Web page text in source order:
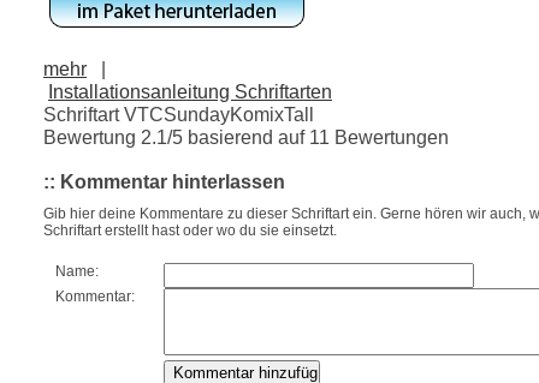
mehr
|
Installationsanleitung Schriftarten
Schriftart VTCSundayKomixTall
Bewertung 2.1/5 basierend auf 11 Bewertungen
:: Kommentar hinterlassen
Gib hier deine Kommentare zu dieser Schriftart ein. Gerne hören wir auch,
Schriftart erstellt hast oder wo du sie einsetzt.
Name:
Kommentar: